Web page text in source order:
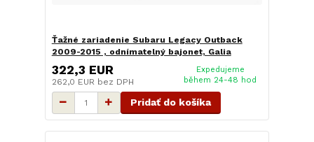
Ťažné zariadenie Subaru Legacy Outback
2009-2015 , odnímatelný bajonet, Galia
322,3 EUR
262,0 EUR bez DPH
Expedujeme
během 24-48 hod
Pridať do košíka